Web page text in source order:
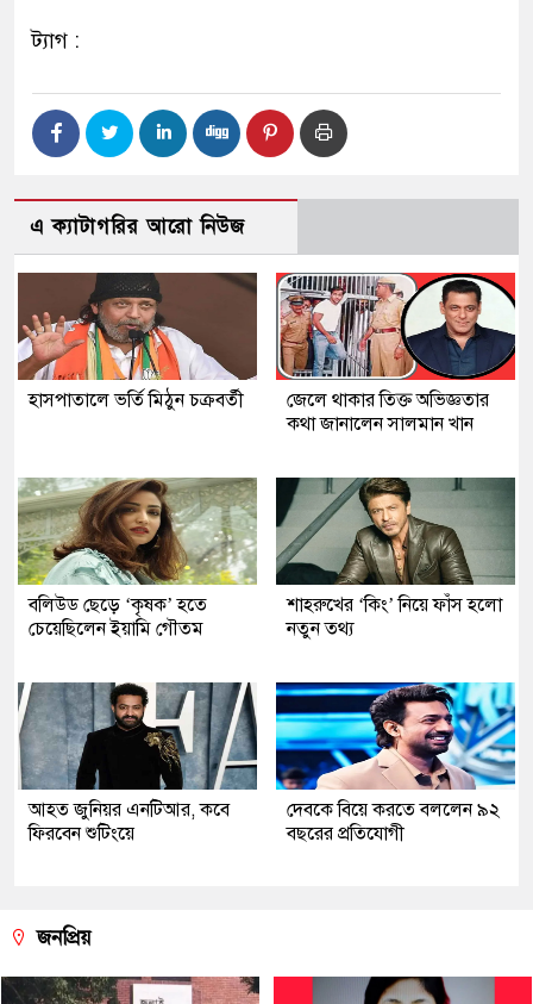
ট্যাগ :
এ ক্যাটাগরির আরো নিউজ
হাসপাতালে ভর্তি মিঠুন চক্রবর্তী
জেলে থাকার তিক্ত অভিজ্ঞতার
কথা জানালেন সালমান খান
বলিউড ছেড়ে ‘কৃষক’ হতে
চেয়েছিলেন ইয়ামি গৌতম
শাহরুখের ‘কিং’ নিয়ে ফাঁস হলো
নতুন তথ্য
আহত জুনিয়র এনটিআর, কবে
ফিরবেন শুটিংয়ে
দেবকে বিয়ে করতে বললেন ৯২
বছরের প্রতিযোগী
জনপ্রিয়